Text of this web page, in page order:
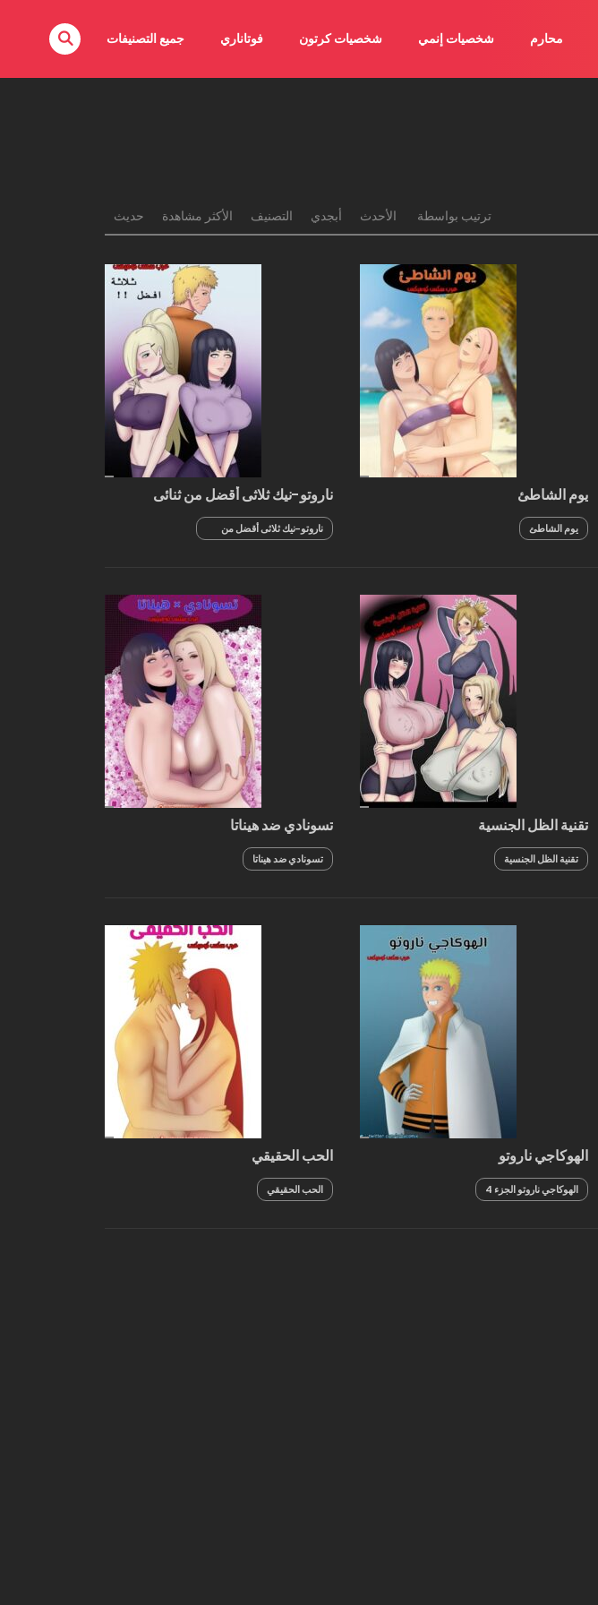
محارم شخصيات إنمي شخصيات كرتون فوتاناري جميع التصنيفات
ترتيب بواسطة الأحدث أبجدي التصنيف الأكثر مشاهدة حديث
يوم الشاطئ
يوم الشاطئ
ناروتو-نيك ثلاثى أقضل من ثنائى
ناروتو-نيك ثلاثى أقضل من
ثنائى
تقنية الظل الجنسية
تقنية الظل الجنسية
تسونادي ضد هيناتا
تسونادي ضد هيناتا
الهوكاجي ناروتو
الهوكاجي ناروتو الجزء 4
الحب الحقيقي
الحب الحقيقي